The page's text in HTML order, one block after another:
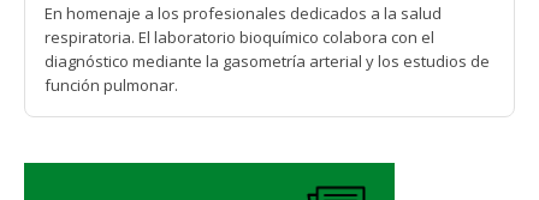
En homenaje a los profesionales dedicados a la salud
respiratoria. El laboratorio bioquímico colabora con el
diagnóstico mediante la gasometría arterial y los estudios de
función pulmonar.